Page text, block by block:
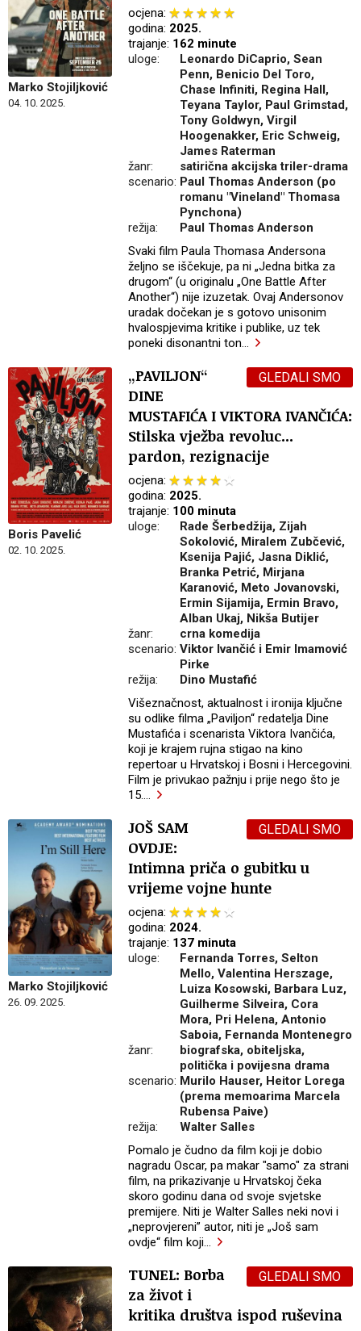
Marko Stojiljković
04. 10. 2025.
ocjena:
godina: 2025.
trajanje: 162 minute
uloge:
Leonardo DiCaprio, Sean
Penn, Benicio Del Toro,
Chase Infiniti, Regina Hall,
Teyana Taylor, Paul Grimstad,
Tony Goldwyn, Virgil
Hoogenakker, Eric Schweig,
James Raterman
žanr:
satirična akcijska triler-drama
scenario: Paul Thomas Anderson (po
romanu "Vineland" Thomasa
Pynchona)
režija:
Paul Thomas Anderson
Svaki film Paula Thomasa Andersona
željno se iščekuje, pa ni „Jedna bitka za
drugom“ (u originalu „One Battle After
Another“) nije izuzetak. Ovaj Andersonov
uradak dočekan je s gotovo unisonim
hvalospjevima kritike i publike, uz tek
poneki disonantni ton…
Boris Pavelić
02. 10. 2025.
GLEDALI SMO
„PAVILJON“
DINE
MUSTAFIĆA I VIKTORA IVANČIĆA:
Stilska vježba revoluc...
pardon, rezignacije
ocjena:
godina: 2025.
trajanje: 100 minuta
uloge:
Rade Šerbedžija, Zijah
Sokolović, Miralem Zubčević,
Ksenija Pajić, Jasna Diklić,
Branka Petrić, Mirjana
Karanović, Meto Jovanovski,
Ermin Sijamija, Ermin Bravo,
Alban Ukaj, Nikša Butijer
žanr:
crna komedija
scenario:Viktor Ivančić i Emir Imamović
Pirke
režija:
Dino Mustafić
Višeznačnost, aktualnost i ironija ključne
su odlike filma „Paviljon“ redatelja Dine
Mustafića i scenarista Viktora Ivančića,
koji je krajem rujna stigao na kino
repertoar u Hrvatskoj i Bosni i Hercegovini.
Film je privukao pažnju i prije nego što je
15.…
Marko Stojiljković
26. 09. 2025.
GLEDALI SMO
JOŠ SAM
OVDJE:
Intimna priča o gubitku u
vrijeme vojne hunte
ocjena:
godina: 2024.
trajanje: 137 minuta
uloge:
Fernanda Torres, Selton
Mello, Valentina Herszage,
Luiza Kosowski, Barbara Luz,
Guilherme Silveira, Cora
Mora, Pri Helena, Antonio
Saboia, Fernanda Montenegro
žanr:
biografska, obiteljska,
politička i povijesna drama
scenario: Murilo Hauser, Heitor Lorega
(prema memoarima Marcela
Rubensa Paive)
režija:
Walter Salles
Pomalo je čudno da film koji je dobio
nagradu Oscar, pa makar "samo" za strani
film, na prikazivanje u Hrvatskoj čeka
skoro godinu dana od svoje svjetske
premijere. Niti je Walter Salles neki novi i
„neprovjereni” autor, niti je „Još sam
ovdje“ film koji…
GLEDALI SMO
TUNEL: Borba
za život i
kritika društva ispod ruševina